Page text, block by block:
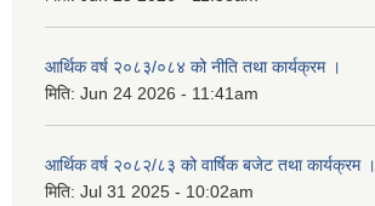
आर्थिक वर्ष २०८३/०८४ को नीति तथा कार्यक्रम ।
मिति: Jun 24 2026 - 11:41am
आर्थिक वर्ष २०८२/८३ को वार्षिक बजेट तथा कार्यक्रम ।
मिति: Jul 31 2025 - 10:02am